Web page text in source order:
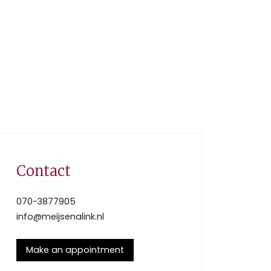
Contact
070-3877905
info@meijsenalink.nl
Make an appointment